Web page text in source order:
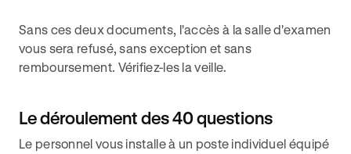
Sans ces deux documents, l'accès à la salle d'examen
vous sera refusé, sans exception et sans
remboursement. Vérifiez-les la veille.
Le déroulement des 40 questions
Le personnel vous installe à un poste individuel équipé